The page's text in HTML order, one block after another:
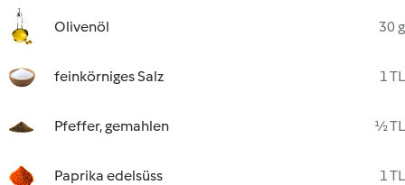
Olivenöl 30 g
feinkörniges Salz 1 TL
Pfeffer, gemahlen ½ TL
Paprika edelsüss 1 TL